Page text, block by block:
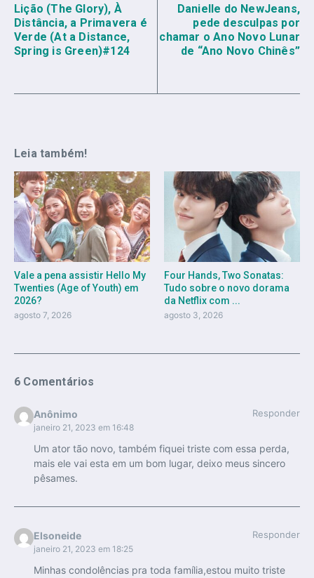
Lição (The Glory), À
Distância, a Primavera é
Verde (At a Distance,
Spring is Green)#124
Danielle do NewJeans,
pede desculpas por
chamar o Ano Novo Lunar
de “Ano Novo Chinês”
Leia também!
Vale a pena assistir Hello My
Twenties (Age of Youth) em
2026?
agosto 7, 2026
Four Hands, Two Sonatas:
Tudo sobre o novo dorama
da Netflix com ...
agosto 3, 2026
6 Comentários
Anônimo
janeiro 21, 2023 em 16:48
Responder
Um ator tão novo, também fiquei triste com essa perda,
mais ele vai esta em um bom lugar, deixo meus sincero
pêsames.
Elsoneide
janeiro 21, 2023 em 18:25
Responder
Minhas condolências pra toda família,estou muito triste